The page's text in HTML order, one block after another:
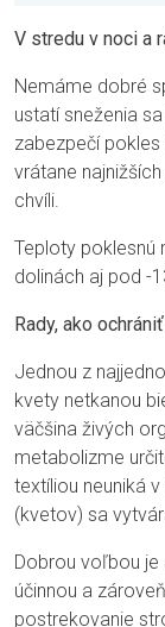
V stredu v noci a
Nemáme dobré
ustatí sneženia
zabezpečí
vrátane
chvíli.
Teploty poklesnú
dolinách aj pod -
Rady, ako
Jednou z
kvety netkanou
väčšina živých
metabolizme
textíliou neuniká
(kvetov) sa
Dobrou voľbou
účinnou a
postrekovanie